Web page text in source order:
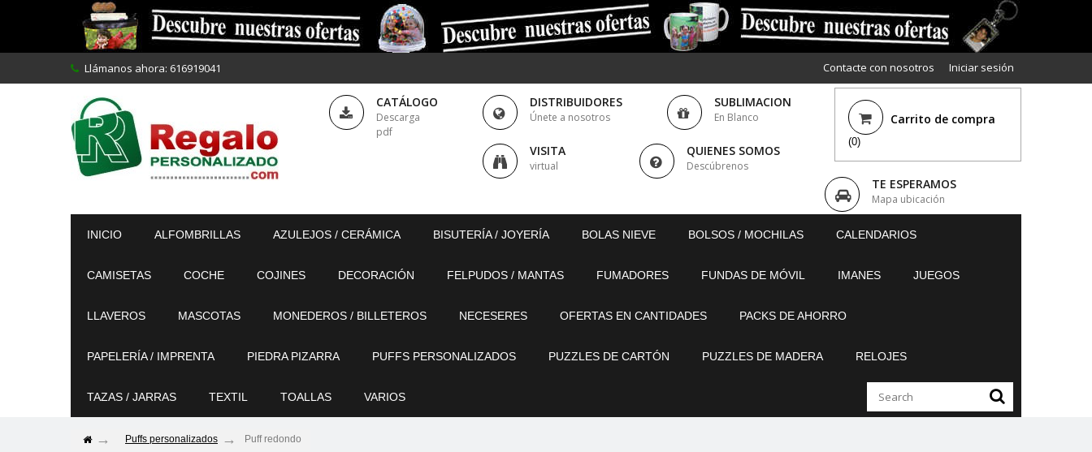
Iniciar sesión
Contacte con nosotros
Llámanos ahora: 616919041
Carrito de compra
(0)
CATÁLOGO
Descarga
pdf
DISTRIBUIDORES
Únete a nosotros
SUBLIMACION
En Blanco
VISITA
virtual
QUIENES SOMOS
Descúbrenos
TE ESPERAMOS
Mapa ubicación
INICIO ALFOMBRILLAS AZULEJOS / CERÁMICA BISUTERÍA / JOYERÍA BOLAS NIEVE BOLSOS / MOCHILAS CALENDARIOS
CAMISETAS COCHE COJINES DECORACIÓN FELPUDOS / MANTAS FUMADORES FUNDAS DE MÓVIL IMANES JUEGOS
LLAVEROS MASCOTAS MONEDEROS / BILLETEROS NECESERES OFERTAS EN CANTIDADES PACKS DE AHORRO
PAPELERÍA / IMPRENTA PIEDRA PIZARRA PUFFS PERSONALIZADOS PUZZLES DE CARTÓN PUZZLES DE MADERA RELOJES
TAZAS / JARRAS TEXTIL TOALLAS VARIOS
Puffs personalizados Puff redondo